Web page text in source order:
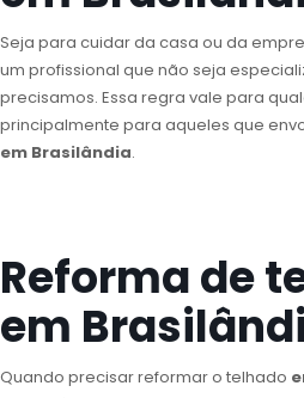
Seja para cuidar da casa ou da
um profissional que não seja
precisamos. Essa regra vale para
principalmente para aqueles que
em Brasilândia.
Reforma de
em
Quando precisar reformar o telhado